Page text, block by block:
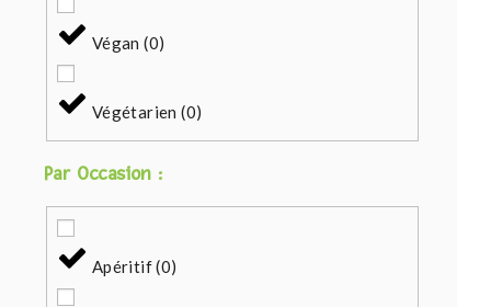
Végan (0)
Végétarien (0)
Par Occasion :
Apéritif(0)